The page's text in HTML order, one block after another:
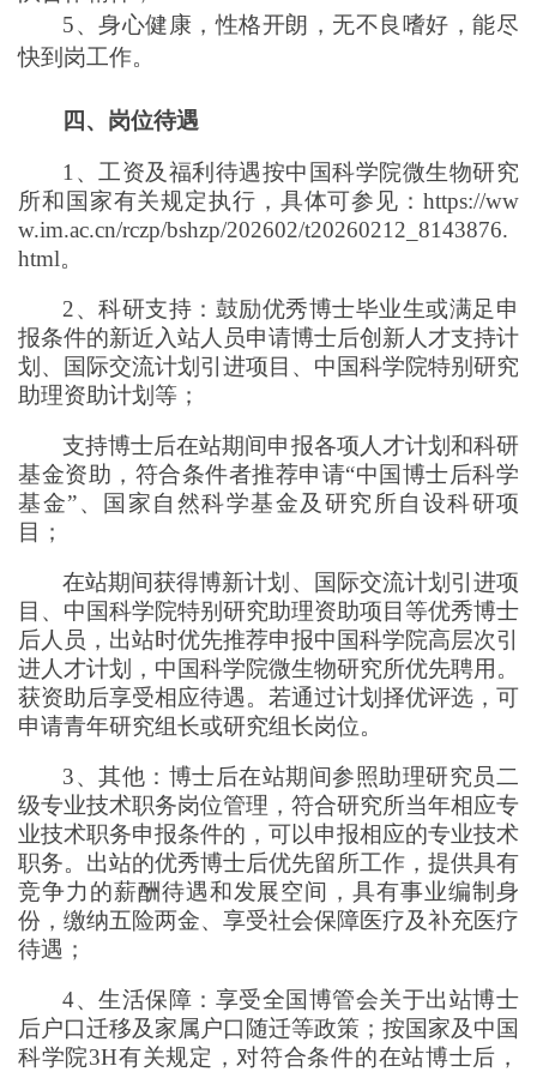
5、身心健康，性格开朗，无不良嗜好，能尽
快到岗工作。
四、 岗位待遇
1、 工资及福利待遇按中国科学院微生物研究
所和国家有关规定执行，具体可参见 ：https://ww
w.im.ac.cn/rczp/bshzp/202602/t20260212_8143876.
html。
2、科研支持：鼓励优秀博士毕业生或满足申
报条件的新近入站人员申请博士后创新人才支持计
划、国际交流计划引进项目、中国科学院特别研究
助理资助计划等；
支持博士后在站期间申报各项人才计划和科研
基金资助，符合条件者推荐申请“中国博士后科学
基金”、国家自然科学基金及研究所自设科研项
目；
在站期间获得博新计划、国际交流计划引进项
目、中国科学院特别研究助理资助项目等优秀博士
后人员，出站时优先推荐申报中国科学院高层次引
进人才计划，中国科学院微生物研究所优先聘用。
获资助后享受相应待遇。若通过计划择优评选，可
申请青年研究组长或研究组长岗位。
3、其他：博士后在站期间参照助理研究员二
级专业技术职务岗位管理，符合研究所当年相应专
业技术职务申报条件的，可以申报相应的专业技术
职务。出站的优秀博士后优先留所工作，提供具有
竞争力的薪酬待遇和发展空间，具有事业编制身
份，缴纳五险两金、享受社会保障医疗及补充医疗
待遇；
4、生活保障：享受全国博管会关于出站博士
后户口迁移及家属户口随迁等政策；按国家及中国
科学院3H有关规定，对符合条件的在站博士后，